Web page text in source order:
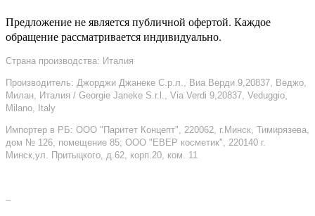
Предложение не является публичной офертой. Каждое
обращение рассматривается индивидуально.
Страна производства: Италия
Производитель: Джорджи Джанеке С.р.л., Виа Верди 9,20837, Веджо,
Милан, Италия / Georgie Janeke S.r.l., Via Verdi 9,20837, Veduggio,
Milano, Italy
Импортер в РБ: ООО "Паритет Концепт", 220062, г.Минск, Тимирязева,
дом № 126, помещение 85; ООО "ЕВЕР косметик", 220140 г.
Минск,ул. Притыцкого, д.62, корп.20, ком. 11
–